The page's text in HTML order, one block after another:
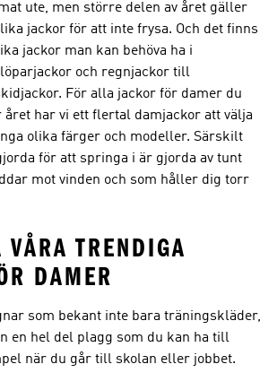
ute, men större delen av året gäller
jackor för att inte frysa. Och det finns
jackor man kan behöva ha i
och regnjackor till
För alla jackor för damer du
året har vi ett flertal damjackor att välja
olika färger och modeller. Särskilt
för att springa i är gjorda av tunt
mot vinden och som håller dig torr
VÅRA TRENDIGA
DAMER
som bekant inte bara träningskläder,
en hel del plagg som du kan ha till
när du går till skolan eller jobbet.